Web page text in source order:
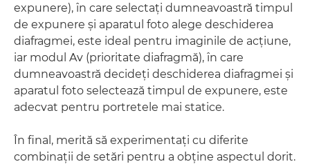
expunere), în care selectaţi dumneavoastră timpul
de expunere şi aparatul foto alege deschiderea
diafragmei, este ideal pentru imaginile de acţiune,
iar modul Av (prioritate diafragmă), în care
dumneavoastră decideţi deschiderea diafragmei şi
aparatul foto selectează timpul de expunere, este
adecvat pentru portretele mai statice.
În final, merită să experimentaţi cu diferite
combinaţii de setări pentru a obţine aspectul dorit.